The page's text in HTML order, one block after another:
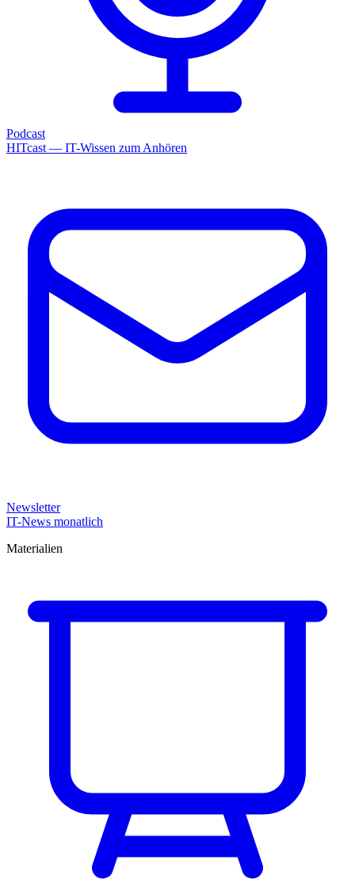
Podcast
HITcast — IT-Wissen zum Anhören
Newsletter
IT-News monatlich
Materialien